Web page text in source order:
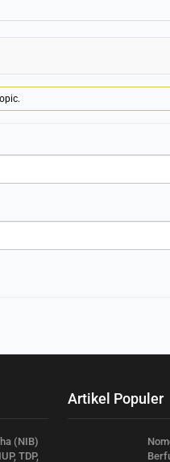
(NIB)
TDP,
Artikel Populer